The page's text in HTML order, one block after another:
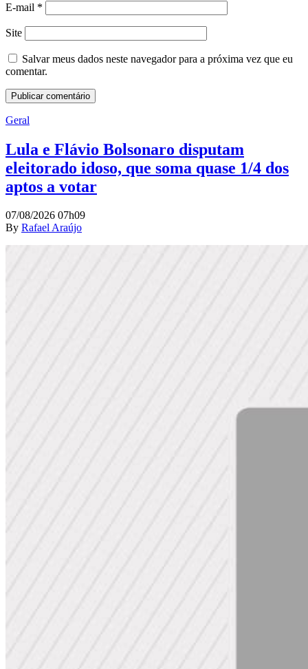
E-mail *
Site
Salvar meus dados neste navegador para a próxima vez que eu
comentar.
Geral
Lula e Flávio Bolsonaro disputam
eleitorado idoso, que soma quase 1/4 dos
aptos a votar
07/08/2026 07h09
By Rafael Araújo